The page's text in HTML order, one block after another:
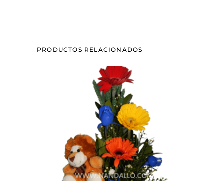
PRODUCTOS RELACIONADOS